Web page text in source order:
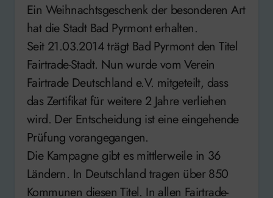
Ein Weihnachtsgeschenk der besonderen Art
hat die Stadt Bad Pyrmont erhalten.
Seit 21.03.2014 trägt Bad Pyrmont den Titel
Fairtrade-Stadt. Nun wurde vom Verein
Fairtrade Deutschland e.V. mitgeteilt, dass
das Zertifikat für weitere 2 Jahre verliehen
wird. Der Entscheidung ist eine eingehende
Prüfung vorangegangen.
Die Kampagne gibt es mittlerweile in 36
Ländern. In Deutschland tragen über 850
Kommunen diesen Titel. In allen Fairtrade-